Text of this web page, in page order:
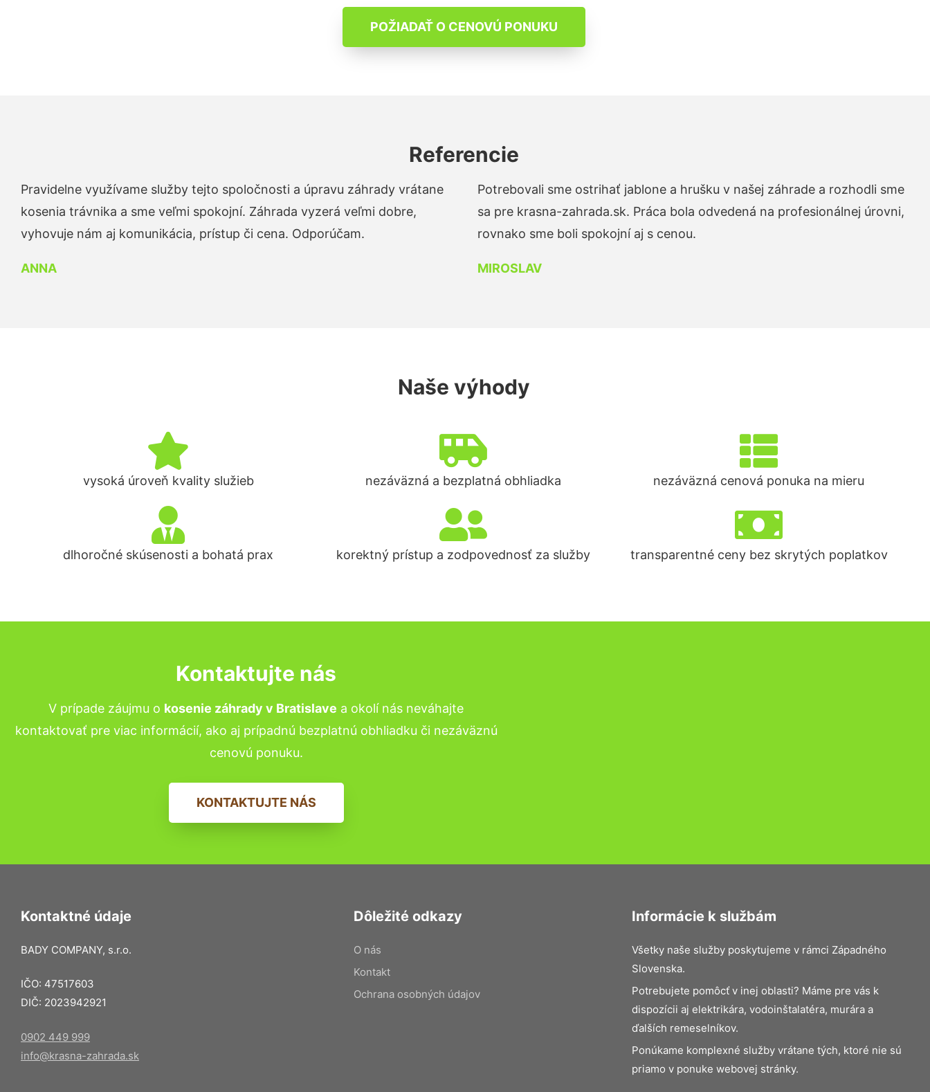
POŽIADAŤ O CENOVÚ PONUKU
Referencie
Pravidelne využívame služby tejto spoločnosti a úpravu záhrady vrátane
kosenia trávnika a sme veľmi spokojní. Záhrada vyzerá veľmi dobre,
vyhovuje nám aj komunikácia, prístup či cena. Odporúčam.
ANNA
Potrebovali sme ostrihať jablone a hrušku v našej záhrade a rozhodli sme
sa pre krasna-zahrada.sk. Práca bola odvedená na profesionálnej úrovni,
rovnako sme boli spokojní aj s cenou.
MIROSLAV
Naše výhody
vysoká úroveň kvality služieb nezáväzná a bezplatná obhliadka nezáväzná cenová ponuka na mieru
dlhoročné skúsenosti a bohatá prax korektný prístup a zodpovednosť za služby transparentné ceny bez skrytých poplatkov
Kontaktujte nás
V prípade záujmu o kosenie záhrady v Bratislave a okolí nás neváhajte
kontaktovať pre viac informácií, ako aj prípadnú bezplatnú obhliadku či nezáväznú
cenovú ponuku.
KONTAKTUJTE NÁS
Kontaktné údaje
BADY COMPANY, s.r.o.
IČO: 47517603
DIČ: 2023942921
0902 449 999
info@krasna-zahrada.sk
Dôležité odkazy
O nás
Kontakt
Ochrana osobných údajov
Informácie k službám
Všetky naše služby poskytujeme v rámci Západného
Slovenska.
Potrebujete pomôcť v inej oblasti? Máme pre vás k
dispozícii aj elektrikára, vodoinštalatéra, murára a
ďalších remeselníkov.
Ponúkame komplexné služby vrátane tých, ktoré nie sú
priamo v ponuke webovej stránky.